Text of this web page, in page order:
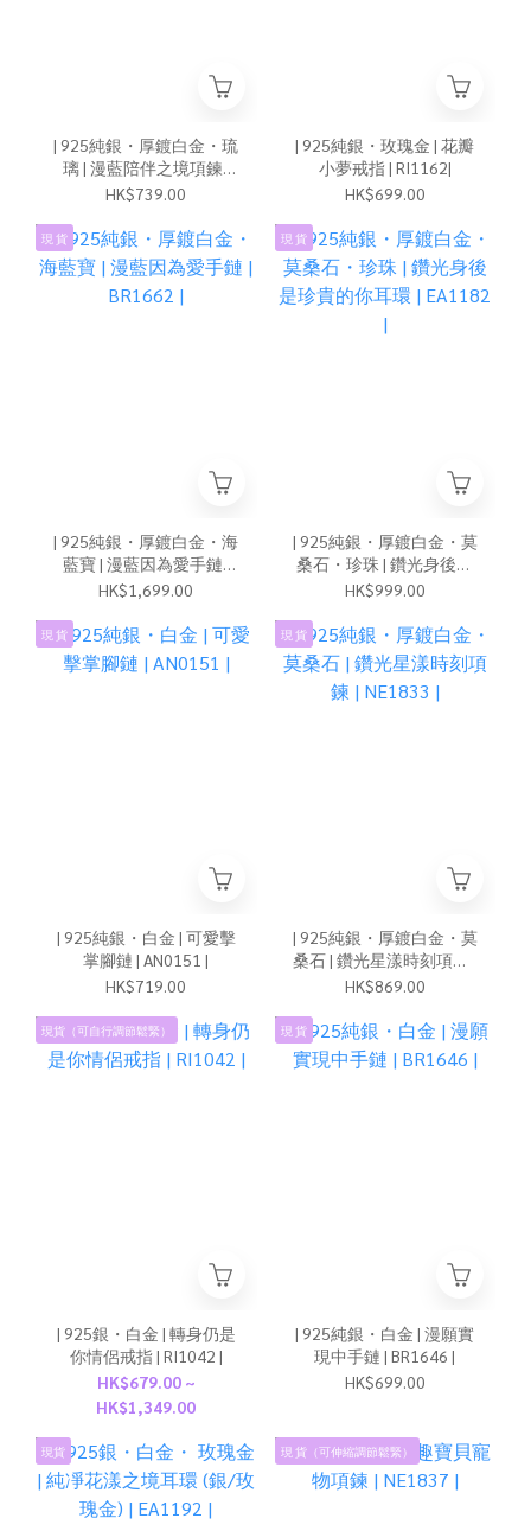
| 925純銀・厚鍍白金・琉
璃 | 漫藍陪伴之境項鍊 |
NE1827 |
HK$739.00
| 925純銀・玫瑰金 | 花瓣
小夢戒指 | RI1162|
HK$699.00
現 貨
| 925純銀・厚鍍白金・海
藍寶 | 漫藍因為愛手鏈 |
BR1662 |
HK$1,699.00
現 貨
| 925純銀・厚鍍白金・莫
桑石・珍珠 | 鑽光身後是
珍貴的你耳環 | EA1182 |
HK$999.00
現 貨
| 925純銀・白金 | 可愛擊
掌腳鏈 | AN0151 |
HK$719.00
現 貨
| 925純銀・厚鍍白金・莫
桑石 | 鑽光星漾時刻項鍊 |
NE1833 |
HK$869.00
現貨（可自行調節鬆緊）
| 925銀・白金 | 轉身仍是
你情侶戒指 | RI1042 |
HK$679.00 ~
HK$1,349.00
現 貨
| 925純銀・白金 | 漫願實
現中手鏈 | BR1646 |
HK$699.00
現貨 現 貨（可伸縮調節鬆緊）